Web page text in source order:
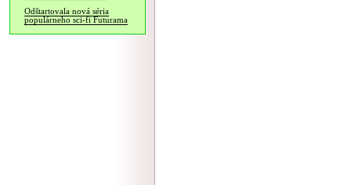
Odštartovala nová séria
populárneho sci-fi Futurama